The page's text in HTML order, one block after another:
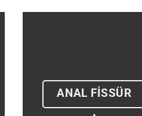
ANAL FİSSÜR